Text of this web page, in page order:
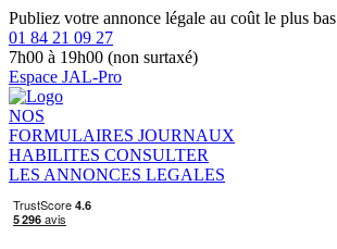
Publiez votre annonce légale au coût le plus bas
01 84 21 09 27
7h00 à 19h00 (non surtaxé)
Espace JAL-Pro
NOS
FORMULAIRES JOURNAUX
HABILITES CONSULTER
LES ANNONCES LEGALES